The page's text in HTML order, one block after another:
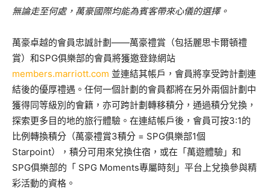
無論走至何處， 萬豪國際均能為賓客帶來心儀的選擇。
萬豪卓越的會員忠誠計劃——萬豪禮賞（包括麗思卡爾頓禮
賞）和SPG俱樂部的會員將獲邀登錄網站
members.marriott.com 並連結其帳戶，會員將享受跨計劃連
結後的優厚禮遇。任何一個計劃的會員都將在另外兩個計劃中
獲得同等級別的會籍，亦可跨計劃轉移積分，通過積分兌換，
探索更多目的地的旅行體驗。在連結帳戶後，會員可按3:1的
比例轉換積分（萬豪禮賞3積分 = SPG俱樂部1個
Starpoint），積分可用來兌換住宿，或在「萬遊體驗」和
SPG俱樂部的「 SPG Moments專屬時刻」平台上兌換參與精
彩活動的資格。